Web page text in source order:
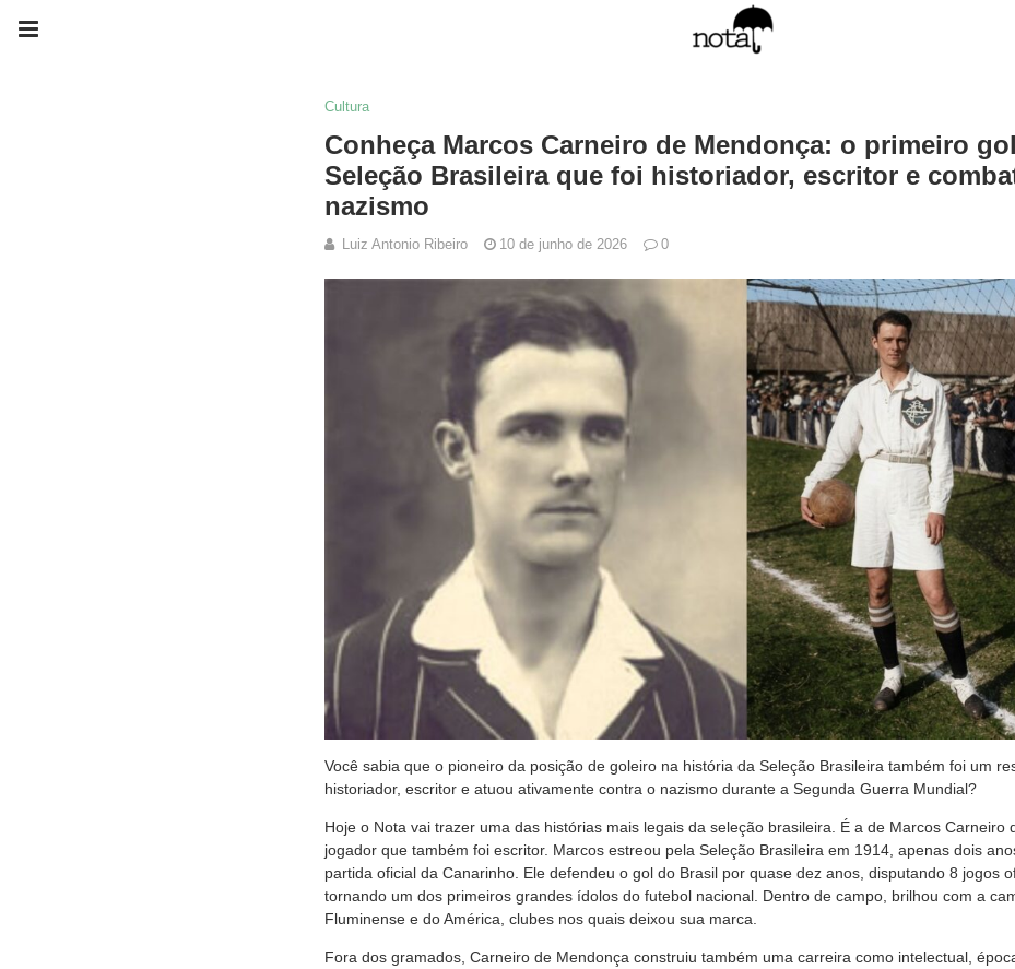
Cultura
Conheça Marcos Carneiro de Mendonça: o primeiro
Seleção Brasileira que foi historiador, escritor e
nazismo
Luiz Antonio Ribeiro 10 de junho de 2026 0
Você sabia que o pioneiro da posição de goleiro na história da Seleção Brasileira também foi um
historiador, escritor e atuou ativamente contra o nazismo durante a Segunda Guerra Mundial?
Hoje o Nota vai trazer uma das histórias mais legais da seleção brasileira. É a de Marcos Carneiro
jogador que também foi escritor. Marcos estreou pela Seleção Brasileira em 1914, apenas dois
partida oficial da Canarinho. Ele defendeu o gol do Brasil por quase dez anos, disputando 8 jogos
tornando um dos primeiros grandes ídolos do futebol nacional. Dentro de campo, brilhou com a
Fluminense e do América, clubes nos quais deixou sua marca.
Fora dos gramados, Carneiro de Mendonça construiu também uma carreira como intelectual,